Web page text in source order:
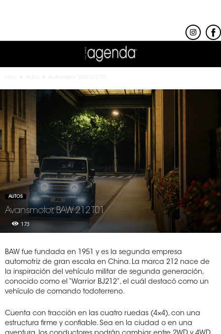
Autos Avansmotor, BAW 212 T01
AUTOS
Avansmotor, BAW 212 T01
173
BAW fue fundada en 1951 y es la segunda empresa
automotriz de gran escala en China. La marca 212 nace de
la inspiración del vehículo militar de segunda generación,
conocido como el “Warrior BJ212”, el cuál destacó como un
vehículo de comando todoterreno.
Cuenta con tracción en las cuatro ruedas (4×4), con una
estructura firme y confiable. Sea en la ciudad o en una